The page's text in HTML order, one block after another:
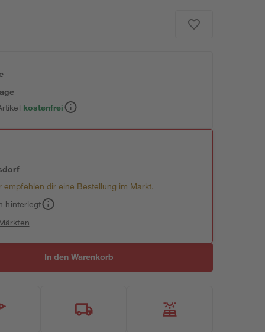
kostenfrei
empfehlen dir eine Bestellung im Markt.
hinterlegt
In den Warenkorb